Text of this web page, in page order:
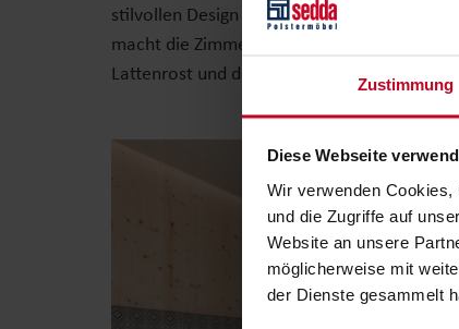
Zustimmung
Diese Webseite
Wir verwenden
und die Zugriffe auf
Website an unsere
möglicherweise mit
der Dienste gesammelt
stilvollen Design überzeugen, sondern
macht die Zimmer noch praktischer für
Lattenrost und der
Kingline